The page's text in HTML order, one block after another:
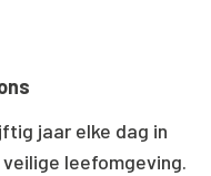
jaar elke dag in
leefomgeving.